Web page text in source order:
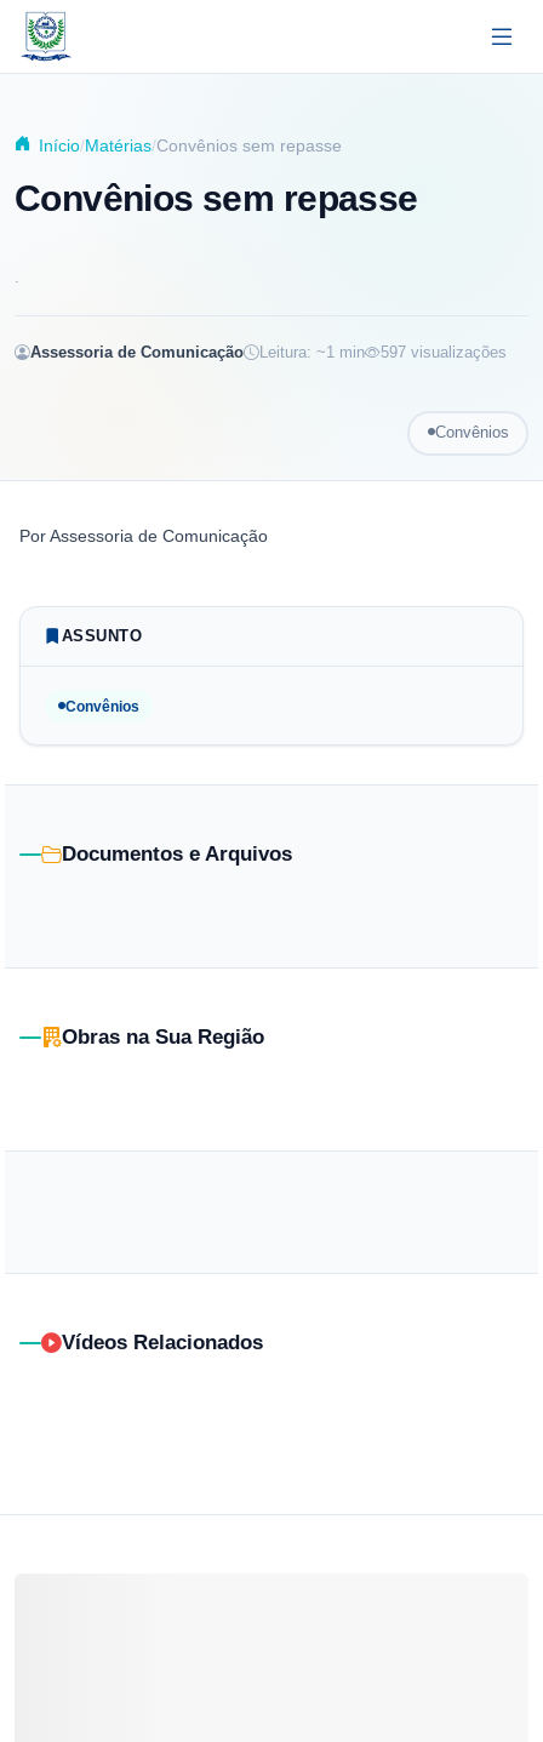
Pular para o conteúdo principal
Início Matérias Convênios sem repasse
Convênios sem repasse
Convênios
Assessoria de Comunicação Leitura: ~1 min 597 visualizações
PorAssessoria de Comunicação
ASSUNTO
Convênios
Documentos e Arquivos
Obras na Sua Região
Vídeos Relacionados